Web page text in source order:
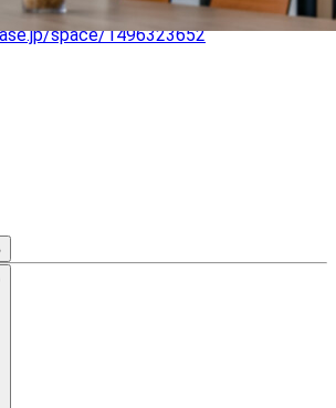
びりミシン(定員4名) →
space/1496323652